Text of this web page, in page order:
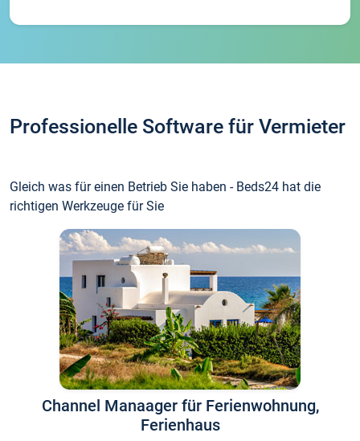
Professionelle Software für Vermieter
Gleich was für einen Betrieb Sie haben - Beds24 hat die
richtigen Werkzeuge für Sie
Channel Manaager für Ferienwohnung,
Ferienhaus